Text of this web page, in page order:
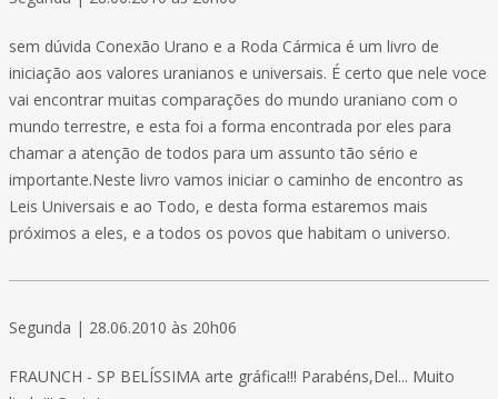
sem dúvida Conexão Urano e a Roda Cármica é um livro de
iniciação aos valores uranianos e universais. É certo que nele voce
vai encontrar muitas comparações do mundo uraniano com o
mundo terrestre, e esta foi a forma encontrada por eles para
chamar a atenção de todos para um assunto tão sério e
importante.Neste livro vamos iniciar o caminho de encontro as
Leis Universais e ao Todo, e desta forma estaremos mais
próximos a eles, e a todos os povos que habitam o universo.
Segunda | 28.06.2010 às 20h06
FRAUNCH - SP BELÍSSIMA arte gráfica!!! Parabéns,Del... Muito